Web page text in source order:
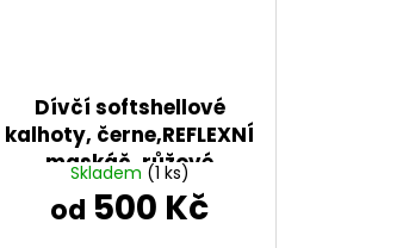
Dívčí softshellové
kalhoty, černe,REFLEXNÍ
maskáč, růžové
Skladem (1 ks)
od 500 Kč